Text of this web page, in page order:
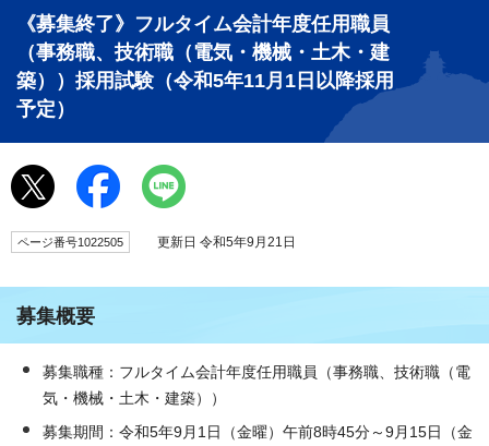
《募集終了》フルタイム会計年度任用職員
（事務職、技術職（電気・機械・土木・建
築））採用試験（令和5年11月1日以降採用
予定）
ページ番号1022505 更新日 令和5年9月21日
募集概要
募集職種：フルタイム会計年度任用職員（事務職、技術職（電
気・機械・土木・建築））
募集期間：令和5年9月1日（金曜）午前8時45分～9月15日（金